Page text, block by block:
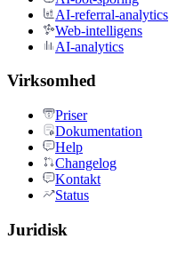
AI-referral-analytics
Web-intelligens
AI-analytics
Virksomhed
Priser
Dokumentation
Help
Changelog
Kontakt
Status
Juridisk